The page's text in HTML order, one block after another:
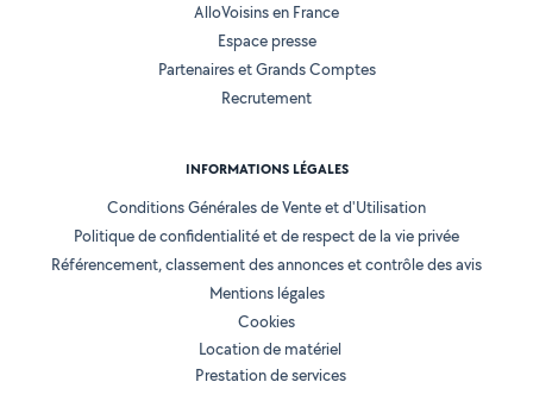
AlloVoisins en France
Espace presse
Partenaires et Grands Comptes
Recrutement
INFORMATIONS LÉGALES
Conditions Générales de Vente et d'Utilisation
Politique de confidentialité et de respect de la vie privée
Référencement, classement des annonces et contrôle des avis
Mentions légales
Cookies
Location de matériel
Prestation de services